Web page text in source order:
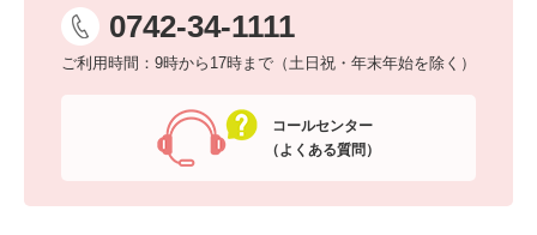
0742-34-1111
ご利用時間：9時から17時まで（土日祝・年末年始を除く）
コールセンター
（よくある質問）